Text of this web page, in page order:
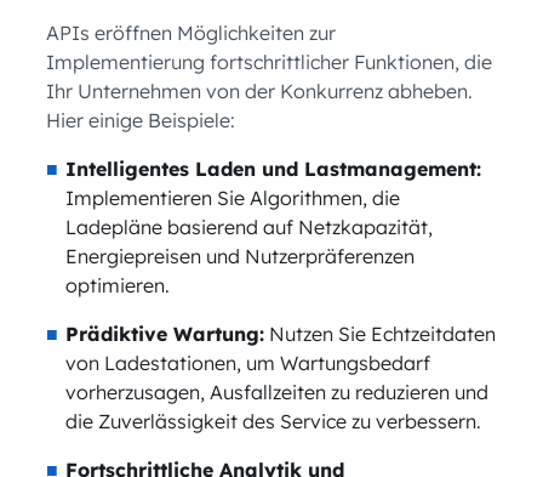
APIs eröffnen Möglichkeiten zur
Implementierung fortschrittlicher Funktionen, die
Ihr Unternehmen von der Konkurrenz abheben.
Hier einige Beispiele:
Intelligentes Laden und Lastmanagement:
Implementieren Sie Algorithmen, die
Ladepläne basierend auf Netzkapazität,
Energiepreisen und Nutzerpräferenzen
optimieren.
Prädiktive Wartung: Nutzen Sie Echtzeitdaten
von Ladestationen, um Wartungsbedarf
vorherzusagen, Ausfallzeiten zu reduzieren und
die Zuverlässigkeit des Service zu verbessern.
Fortschrittliche Analytik und